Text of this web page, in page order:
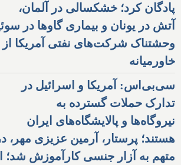
پادگان کرد؛ خشکسالی در آلمان،
آتش در یونان و بیماری گاوها در
وحشتناک شرکت‌های نفتی آمریکا
خاورمیانه
سی‌بی‌اس: آمریکا و اسرائیل در
تدارک حملات گسترده به
نیروگاه‌ها و پالایشگاه‌های ایران
هستند؛ پرستار، آرمین عزیزی مهر، در
متهم به آزار جنسی کارآموزش شد؛